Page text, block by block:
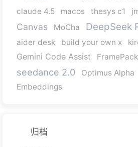
claude 4.5 macos thesys c1
Canvas MoCha DeepSeek
aider desk build your own x
Gemini Code Assist FramePack
seedance 2.0 Optimus Alpha
Embeddings
归档